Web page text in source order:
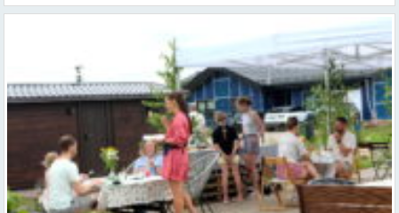
Valmieras novadā aizvadītas jau sestās Mājas kafejnīcu dienas